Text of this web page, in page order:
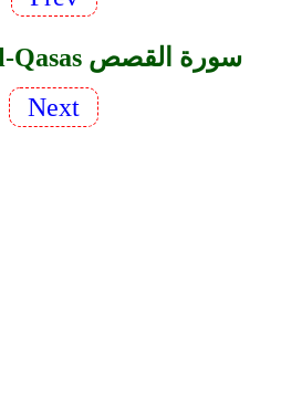
28. Surah Al-Qasas سورة القصص
Next